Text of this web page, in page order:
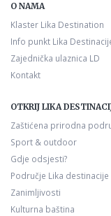
O NAMA
Klaster Lika Destination
Info punkt Lika
Zajednička ulaznica LD
Kontakt
OTKRIJ LIKA
Zaštićena prirodna
Sport & outdoor
Gdje odsjesti?
Područje Lika destinacije
Zanimljivosti
Kulturna baština